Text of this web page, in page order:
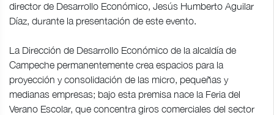
director de Desarrollo Económico, Jesús Humberto Aguilar
Díaz, durante la presentación de este evento.
La Dirección de Desarrollo Económico de la alcaldía de
Campeche permanentemente crea espacios para la
proyección y consolidación de las micro, pequeñas y
medianas empresas; bajo esta premisa nace la Feria del
Verano Escolar, que concentra giros comerciales del sector